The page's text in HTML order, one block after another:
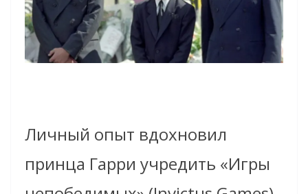
Личный опыт вдохновил
принца Гарри учредить «Игры